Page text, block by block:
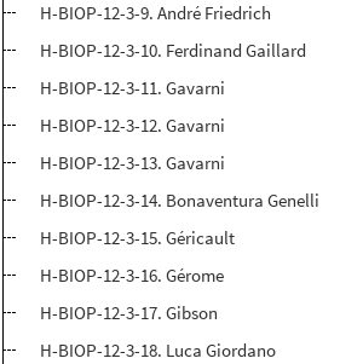
H-BIOP-12-3-9. André Friedrich
H-BIOP-12-3-10. Ferdinand Gaillard
H-BIOP-12-3-11. Gavarni
H-BIOP-12-3-12. Gavarni
H-BIOP-12-3-13. Gavarni
H-BIOP-12-3-14. Bonaventura Genelli
H-BIOP-12-3-15. Géricault
H-BIOP-12-3-16. Gérome
H-BIOP-12-3-17. Gibson
H-BIOP-12-3-18. Luca Giordano